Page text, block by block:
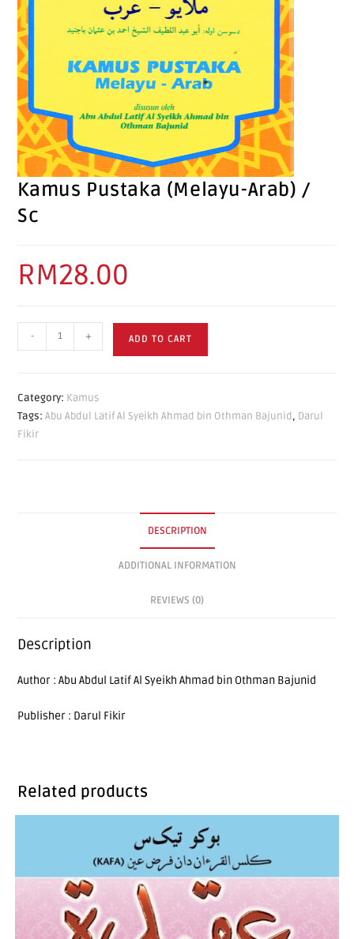
Kamus Pustaka (Melayu-Arab) /
Sc
RM28.00
- + ADD TO CART
Category: Kamus
Tags:Abu Abdul Latif Al Syeikh Ahmad bin Othman Bajunid, Darul
Fikir
DESCRIPTION
ADDITIONAL INFORMATION
REVIEWS (0)
Description
Author : Abu Abdul Latif Al Syeikh Ahmad bin Othman Bajunid
Publisher : Darul Fikir
Related products